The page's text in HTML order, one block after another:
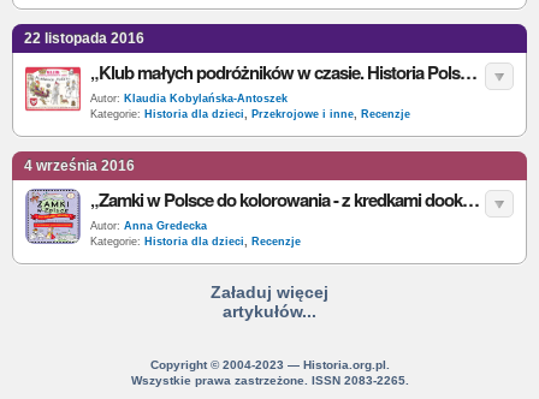
22 listopada 2016
„Klub małych podróżników w czasie. Historia Polski” – J. Myjak – recenzja
Autor: Klaudia Kobylańska-Antoszek
Kategorie: Historia dla dzieci, Przekrojowe i inne, Recenzje
4 września 2016
„Zamki w Polsce do kolorowania - z kredkami dookoła Polski” - K. Wiśniewski, J. Babula - recenzja
Autor: Anna Gredecka
Kategorie: Historia dla dzieci, Recenzje
Załaduj więcej
artykułów...
Copyright © 2004-2023 — Historia.org.pl.
Wszystkie prawa zastrzeżone. ISSN 2083-2265.